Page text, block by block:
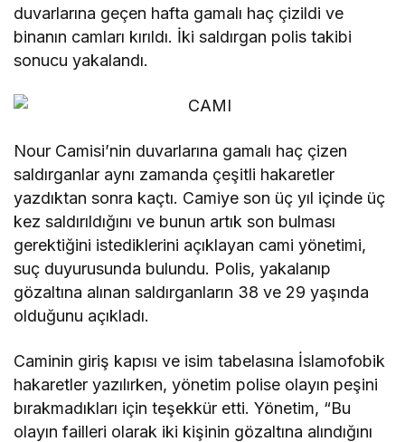
duvarlarına geçen hafta gamalı haç çizildi ve
binanın camları kırıldı. İki saldırgan polis takibi
sonucu yakalandı.
Nour Camisi’nin duvarlarına gamalı haç çizen
saldırganlar aynı zamanda çeşitli hakaretler
yazdıktan sonra kaçtı. Camiye son üç yıl içinde üç
kez saldırıldığını ve bunun artık son bulması
gerektiğini istediklerini açıklayan cami yönetimi,
suç duyurusunda bulundu. Polis, yakalanıp
gözaltına alınan saldırganların 38 ve 29 yaşında
olduğunu açıkladı.
Caminin giriş kapısı ve isim tabelasına İslamofobik
hakaretler yazılırken, yönetim polise olayın peşini
bırakmadıkları için teşekkür etti. Yönetim, “Bu
olayın failleri olarak iki kişinin gözaltına alındığını